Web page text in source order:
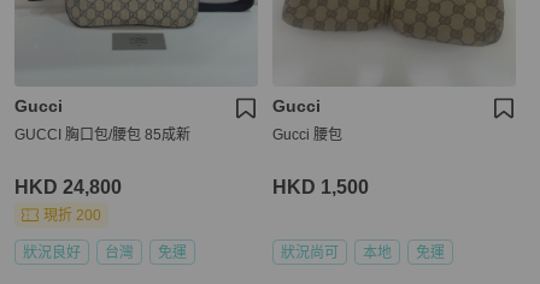
Gucci
GUCCI 胸口包/腰包 85成新
HKD 24,800
現折 200
狀況良好 台灣 免運
Gucci
Gucci 腰包
HKD 1,500
狀況尚可 本地 免運